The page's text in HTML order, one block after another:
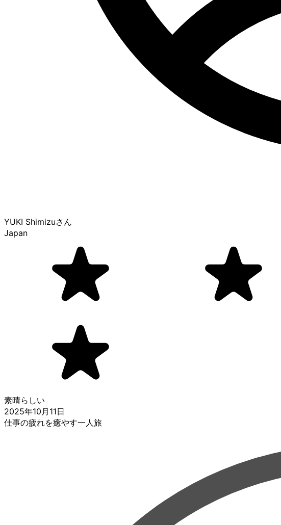
YUKI Shimizuさん
Japan
素晴らしい
2025年10月11日
仕事の疲れを癒やす一人旅